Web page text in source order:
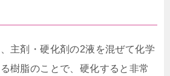
主剤・硬化剤の2液を混ぜて化学
樹脂のことで、硬化すると非常